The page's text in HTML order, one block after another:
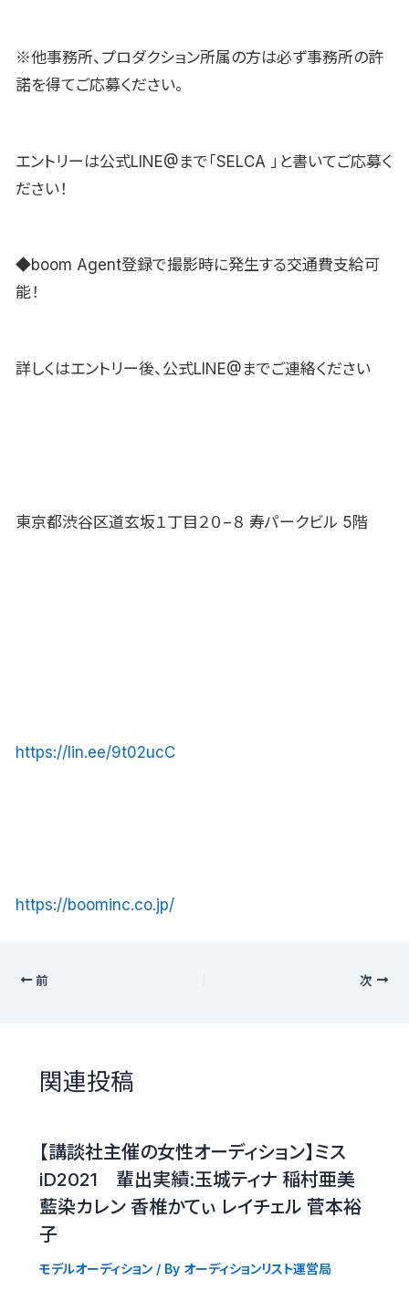
※他事務所、プロダクション所属の方は必ず事務所の許
諾を得てご応募ください。
エントリーは公式LINE@まで「SELCA 」と書いてご応募く
ださい！
◆boom Agent登録で撮影時に発生する交通費支給可
能！
詳しくはエントリー後、公式LINE@までご連絡ください
東京都渋谷区道玄坂１丁目２０−８ 寿パークビル 5階
https://lin.ee/9t02ucC
https://boominc.co.jp/
前 次
関連投稿
【講談社主催の女性オーディション】ミス
iD2021 輩出実績:玉城ティナ 稲村亜美
藍染カレン 香椎かてぃ レイチェル 菅本裕
子
モデルオーディション/ By オーディションリスト運営局